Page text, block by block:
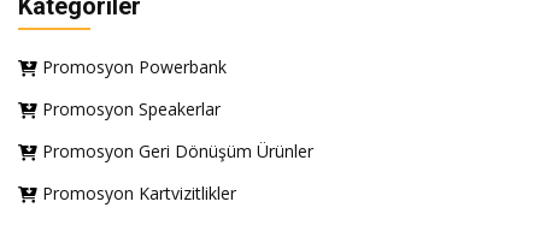
Kategoriler
Promosyon Powerbank
Promosyon Speakerlar
Promosyon Geri Dönüşüm Ürünler
Promosyon Kartvizitlikler